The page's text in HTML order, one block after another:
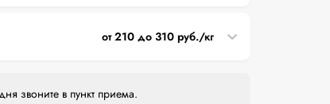
от 210 до 310 руб./кг
звоните в пункт приема.